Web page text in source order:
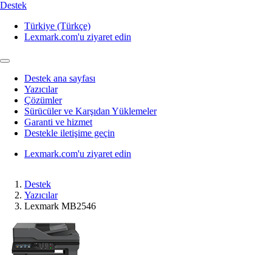
Destek
Türkiye (Türkçe)
Lexmark.com'u ziyaret edin
Destek ana sayfası
Yazıcılar
Çözümler
Sürücüler ve Karşıdan Yüklemeler
Garanti ve hizmet
Destekle iletişime geçin
Lexmark.com'u ziyaret edin
Destek
Yazıcılar
Lexmark MB2546